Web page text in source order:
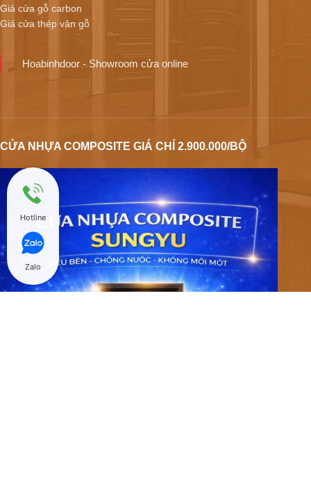
Giá cửa gỗ carbon
Giá cửa thép vân gỗ
Hoabinhdoor - Showroom cửa online
CỬA NHỰA COMPOSITE GIÁ CHỈ 2.900.000/BỘ
Hotline
Zalo